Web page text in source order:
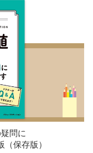
問に
保存版）